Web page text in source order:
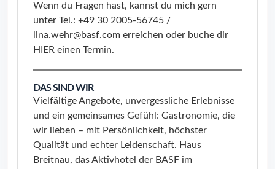
Wenn du Fragen hast, kannst du mich gern
unter Tel.: +49 30 2005-56745 /
lina.wehr@basf.com erreichen oder buche dir
HIER einen Termin.
DAS SIND WIR
Vielfältige Angebote, unvergessliche Erlebnisse
und ein gemeinsames Gefühl: Gastronomie, die
wir lieben – mit Persönlichkeit, höchster
Qualität und echter Leidenschaft. Haus
Breitnau, das Aktivhotel der BASF im